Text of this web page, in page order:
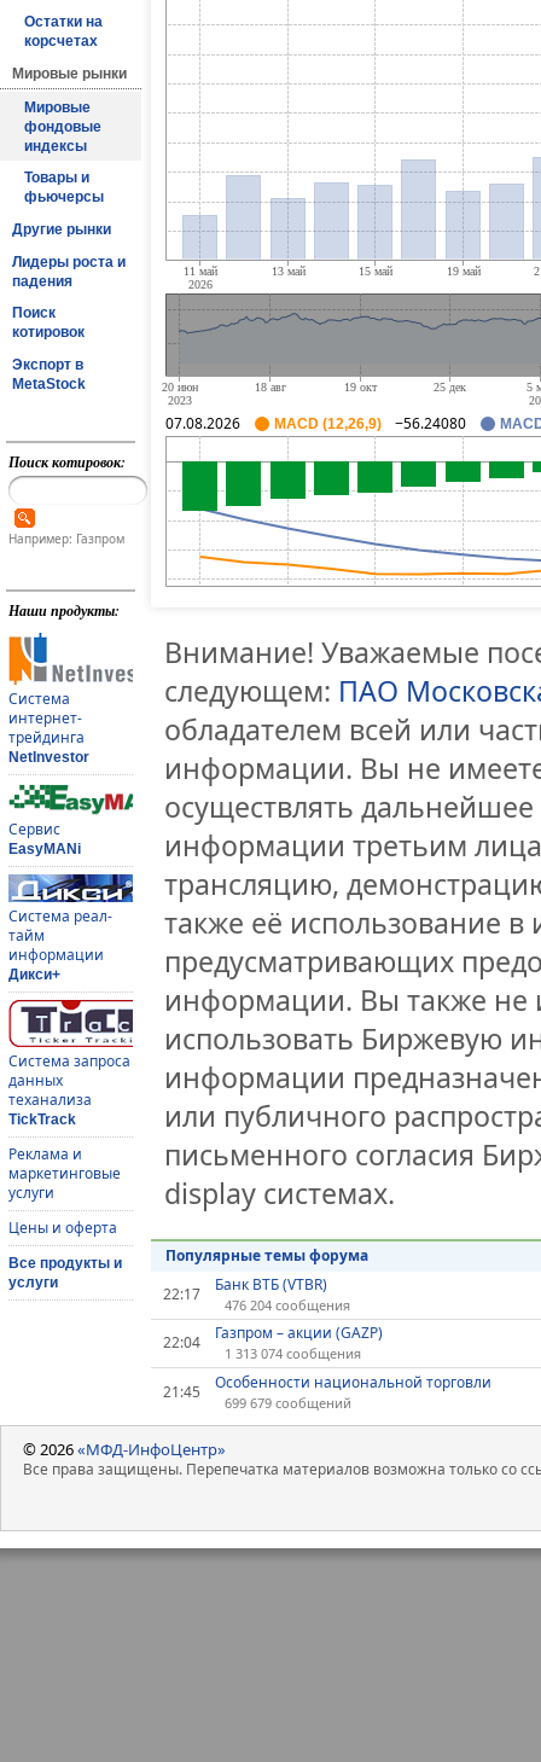
Остатки на
корсчетах
Мировые рынки
Мировые
фондовые
индексы
Товары и
фьючерсы
Другие рынки
Лидеры роста и
падения
Поиск
котировок
Экспорт в
MetaStock
Поиск котировок:
Например: Газпром
Наши продукты:
Система
интернет-
трейдинга
NetInvestor
Сервис
EasyMANi
Система реал-
тайм
информации
Дикси+
Система запроса
данных
теханализа
TickTrack
Реклама и
маркетинговые
услуги
Цены и оферта
Все продукты и
услуги
07.08.2026 MACD (12,26,9) −56.24080
Внимание! Уважаемые
следующем: ПАО
обладателем всей или
информации. Вы не
осуществлять
информации третьим
трансляцию,
также её использование
предусматривающих
информации. Вы также не
использовать Биржевую
информации
или публичного
письменного согласия
display системах.
Популярные темы форума
22:17
Банк ВТБ (VTBR)
476 204 сообщения
22:04 Газпром – акции (GAZP)
1 313 074 сообщения
21:45 Особенности национальной торговли
699 679 сообщений
© 2026«МФД-ИнфоЦентр»
Все права защищены. Перепечатка материалов возможна только со